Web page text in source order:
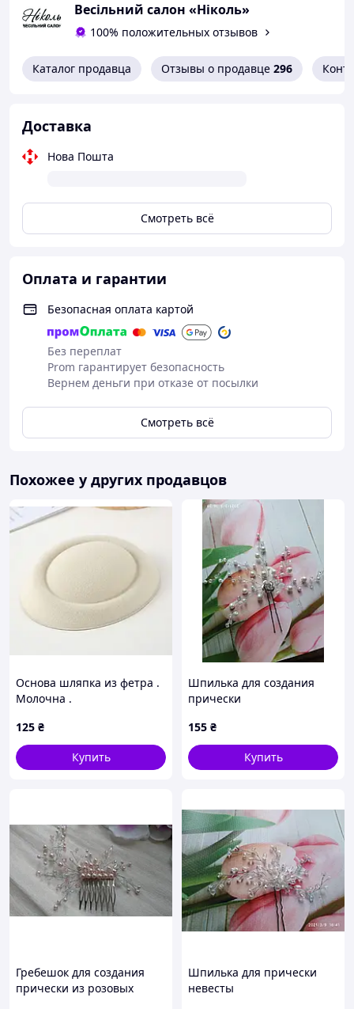
Весільний салон «Ніколь»
100% положительных отзывов
Каталог продавца Отзывы о продавце 296
Доставка
Нова Пошта
Смотреть всё
Оплата и гарантии
Безопасная оплата картой
Без переплат
Prom гарантирует безопасность
Вернем деньги при отказе от посылки
Смотреть всё
Похожее у других продавцов
Основа шляпка из фетра .
Молочна .
125 ₴
Купить
Шпилька для создания
прически
155 ₴
Купить
Гребешок для создания
прически из розовых
Шпилька для прически
невесты